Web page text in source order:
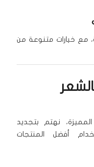
مع خيارات متنوعة من
نهتم بتجديد
أفضل المنتجات